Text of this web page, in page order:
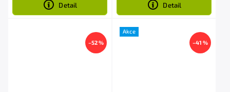
Detail Detail
–52 %
Akce
–41 %